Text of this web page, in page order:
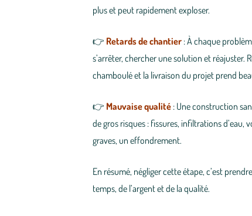
plus et peut rapidementexploser.
👉 Retards de chantier : À chaque
s’arrêter, chercher une solution et réajuster.
chamboulé et la livraison du projet prend
👉 Mauvaise qualité : Une construction
de gros risques : fissures, infiltrations d’eau,
graves, uneffondrement.
En résumé, négliger cette étape, c’est
temps, de l’argent et de la qualité.